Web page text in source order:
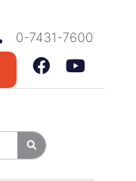
0-7431-7600